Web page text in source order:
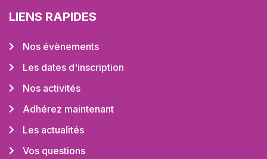
LIENS RAPIDES
Nos évènements
Les dates d'inscription
Nos activités
Adhérez maintenant
Les actualités
Vos questions